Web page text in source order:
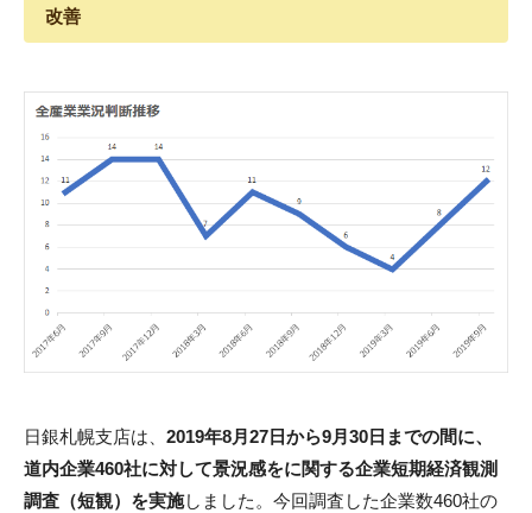
改善
日銀札幌支店は、 2019年8月27日から9月30日までの間に、
道内企業460社に対して景況感をに関する企業短期経済観測
調査（短観）を実施しました。今回調査した企業数460社の